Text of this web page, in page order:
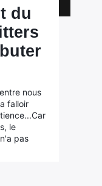
du
nous
falloir
le
pas